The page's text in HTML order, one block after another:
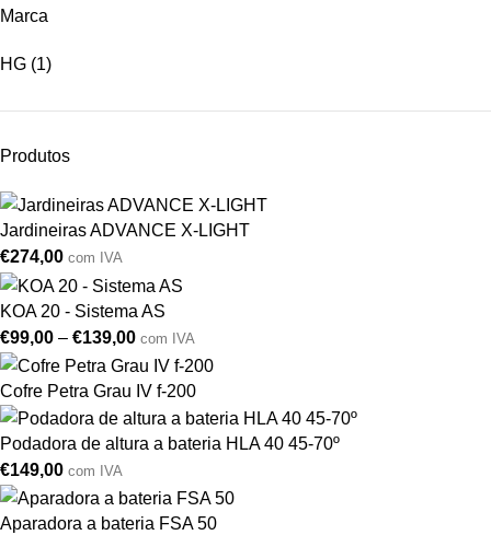
Marca
HG (1)
Produtos
Jardineiras ADVANCE X-LIGHT
€274,00 com IVA
KOA 20 - Sistema AS
€99,00 – €139,00 com IVA
Cofre Petra Grau IV f-200
Podadora de altura a bateria HLA 40 45-70º
€149,00 com IVA
Aparadora a bateria FSA 50